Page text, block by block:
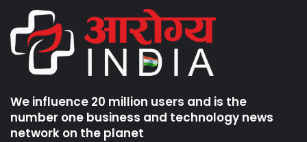
We influence 20 million users and is the
number one business and technology news
network on the planet